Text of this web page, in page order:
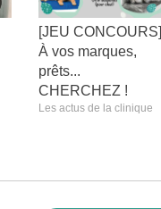
[JEU CONCOURS]
À vos marques,
prêts...
CHERCHEZ !
Les actus de la clinique